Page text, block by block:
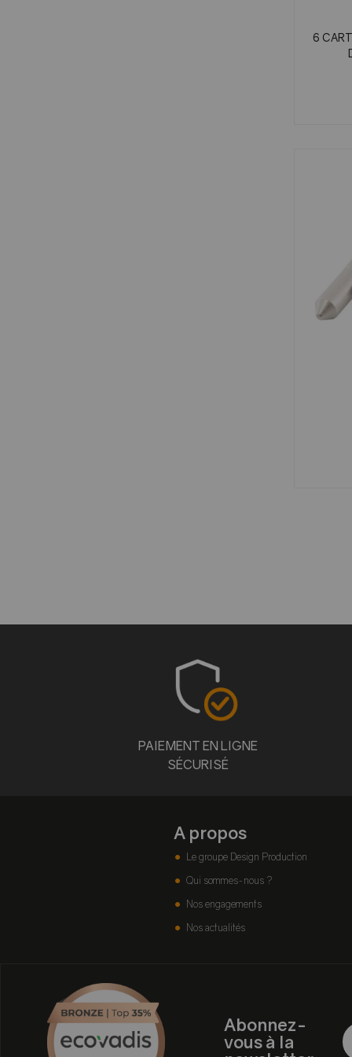
6
PAIEMENT EN LIGNE
SÉCURISÉ
A propos
Le groupe Design Production
Qui sommes-nous ?
Nos engagements
Nos actualités
Abonnez-
vous à la